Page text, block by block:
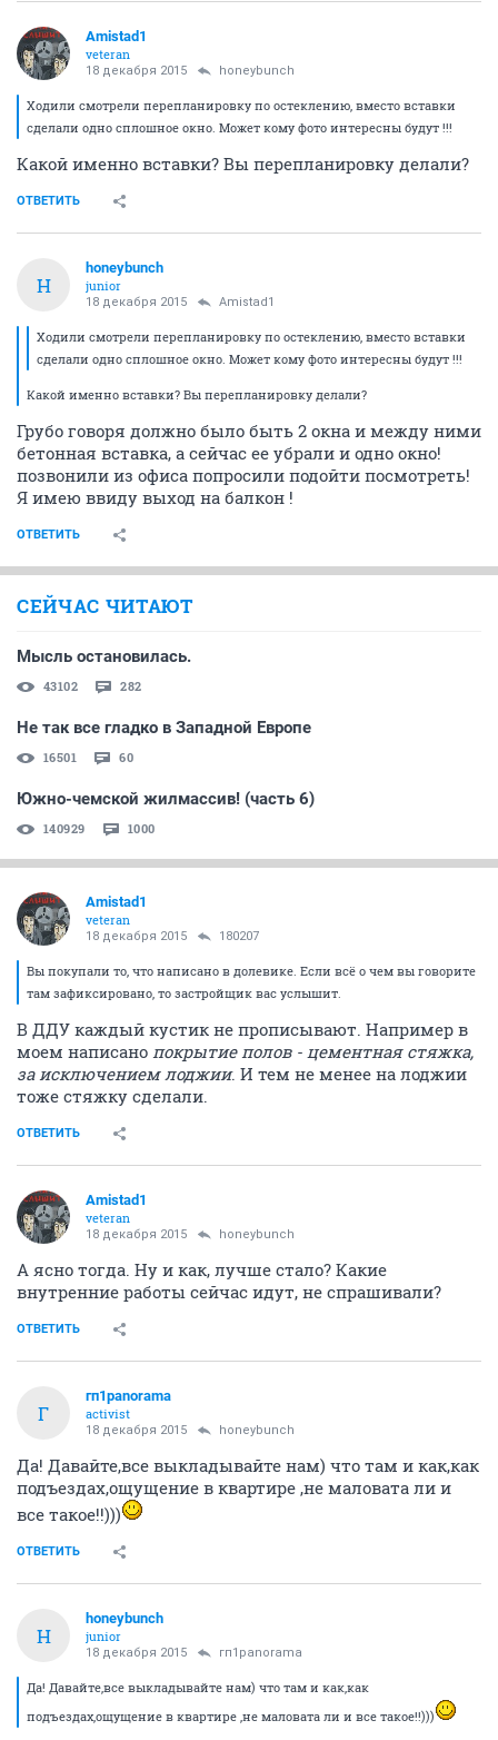
Amistad1
veteran
18 декабря 2015 honeybunch
Ходили смотрели перепланировку по остеклению, вместо вставки
сделали одно сплошное окно. Может кому фото интересны будут !!!
Какой именно вставки? Вы перепланировку делали?
ОТВЕТИТЬ
H
honeybunch
junior
18 декабря 2015 Amistad1
Ходили смотрели перепланировку по остеклению, вместо вставки
сделали одно сплошное окно. Может кому фото интересны будут !!!
Какой именно вставки? Вы перепланировку делали?
Грубо говоря должно было быть 2 окна и между ними
бетонная вставка, а сейчас ее убрали и одно окно!
позвонили из офиса попросили подойти посмотреть!
Я имею ввиду выход на балкон !
ОТВЕТИТЬ
СЕЙЧАС ЧИТАЮТ
Мысль остановилась.
43102 282
Не так все гладко в Западной Европе
16501 60
Южно-чемской жилмассив! (часть 6)
140929 1000
Amistad1
veteran
18 декабря 2015 180207
Вы покупали то, что написано в долевике. Если всё о чем вы говорите
там зафиксировано, то застройщик вас услышит.
В ДДУ каждый кустик не прописывают. Например в
моем написано покрытие полов - цементная стяжка,
за исключением лоджии. И тем не менее на лоджии
тоже стяжку сделали.
ОТВЕТИТЬ
Amistad1
veteran
18 декабря 2015 honeybunch
А ясно тогда. Ну и как, лучше стало? Какие
внутренние работы сейчас идут, не спрашивали?
ОТВЕТИТЬ
Г
гп1panorama
activist
18 декабря 2015 honeybunch
Да! Давайте,все выкладывайте нам) что там и как,как
подъездах,ощущение в квартире ,не маловата ли и
все такое!!)))
ОТВЕТИТЬ
H
honeybunch
junior
18 декабря 2015 гп1panorama
Да! Давайте,все выкладывайте нам) что там и как,как
подъездах,ощущение в квартире ,не маловата ли и все такое!!)))